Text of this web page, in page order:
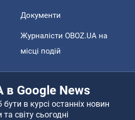
Документи
Журналісти OBOZ.UA на
місці подій
в Google News
в курсі останніх новин
та світу сьогодні